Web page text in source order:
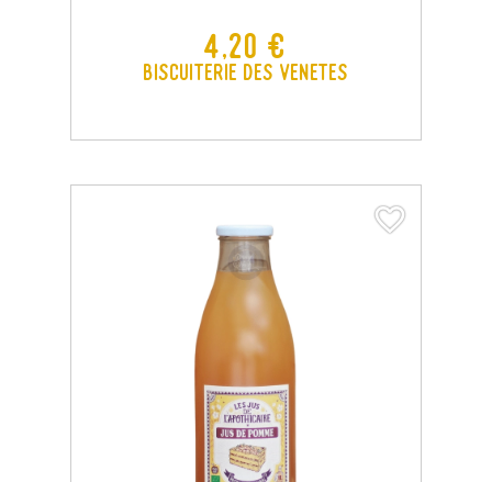
Prix
4,20 €
Biscuiterie des Venetes
favorite_border
favorite_border